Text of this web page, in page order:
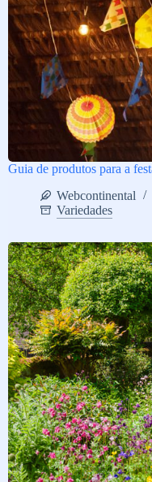
Guia de produtos para a
Webcontinental
Variedades